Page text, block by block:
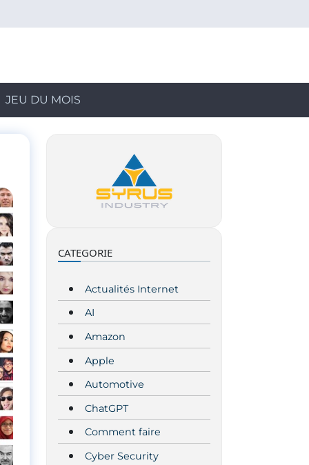
JEU DU MOIS
CATEGORIE
Actualités Internet
AI
Amazon
Apple
Automotive
ChatGPT
Comment faire
Cyber Security